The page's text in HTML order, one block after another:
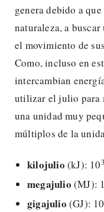
genera debido a
naturaleza, a
el movimiento de
Como, incluso en
intercambian
utilizar el julio para
una unidad muy
múltiplos de la
kilojulio (kJ): 103
megajulio (MJ):
gigajulio (GJ): 10